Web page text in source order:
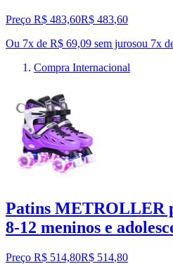
Preço R$ 483,60R$ 483,60
Ou 7x de R$ 69,09 sem jurosou 7x
Compra Internacional
Patins METROLLER
8-12 meninos e
Preço R$ 514,80R$ 514,80